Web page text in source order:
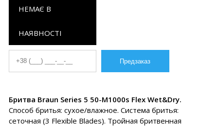
НЕМАЄ В
НАЯВНОСТІ
Бритва Braun Series 5 50-M1000s Flex Wet&Dry.
Способ бритья: сухое/влажное. Система бритья:
сеточная (3 Flexible Blades). Тройная бритвенная